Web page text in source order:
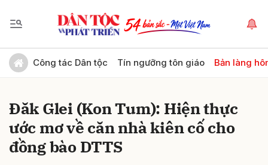
Công tác Dân tộc Tín ngưỡng tôn giáo Bản làng
Đăk Glei (Kon Tum): Hiện thực
ước mơ về căn nhà kiên cố cho
đồng bào DTTS
Gửi bình luận